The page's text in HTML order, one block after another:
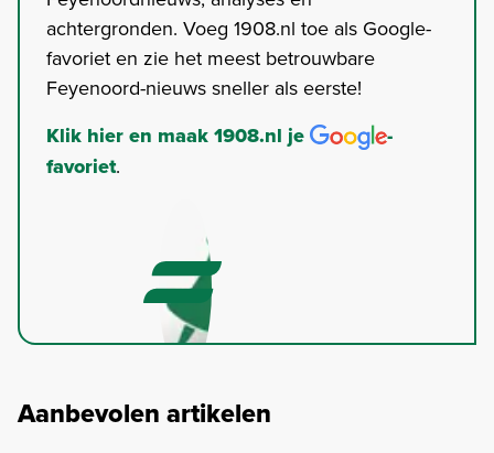
achtergronden. Voeg 1908.nl toe als Google-
favoriet en zie het meest betrouwbare
Feyenoord-nieuws sneller als eerste!
Klik hier en maak 1908.nl je
-
favoriet.
Aanbevolen artikelen